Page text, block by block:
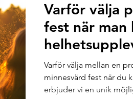
Varför välja
fest när man
Herrgård
Varför välja mellan en
minnesvärd fest när du
erbjuder vi en unik